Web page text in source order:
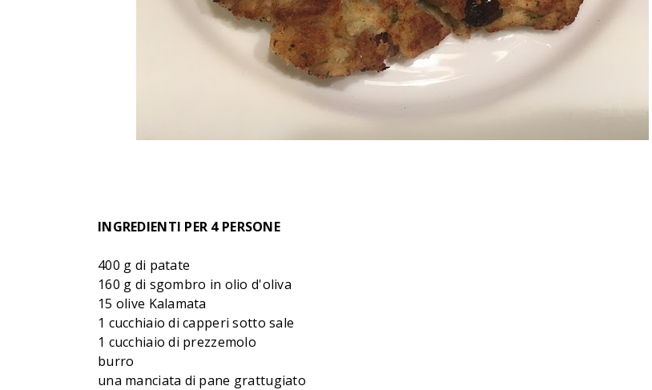
INGREDIENTI PER 4 PERSONE
400 g di patate
160 g di sgombro in olio d'oliva
15 olive Kalamata
1 cucchiaio di capperi sotto sale
1 cucchiaio di prezzemolo
burro
una manciata di pane grattugiato